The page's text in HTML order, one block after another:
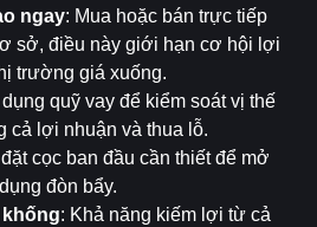
ngay: Mua hoặc bán trực tiếp
sở, điều này giới hạn cơ hội lợi
trường giá xuống.
quỹ vay để kiểm soát vị thế
cả lợi nhuận và thua lỗ.
cọc ban đầu cần thiết để mở
đòn bẩy.
khống: Khả năng kiếm lợi từ cả